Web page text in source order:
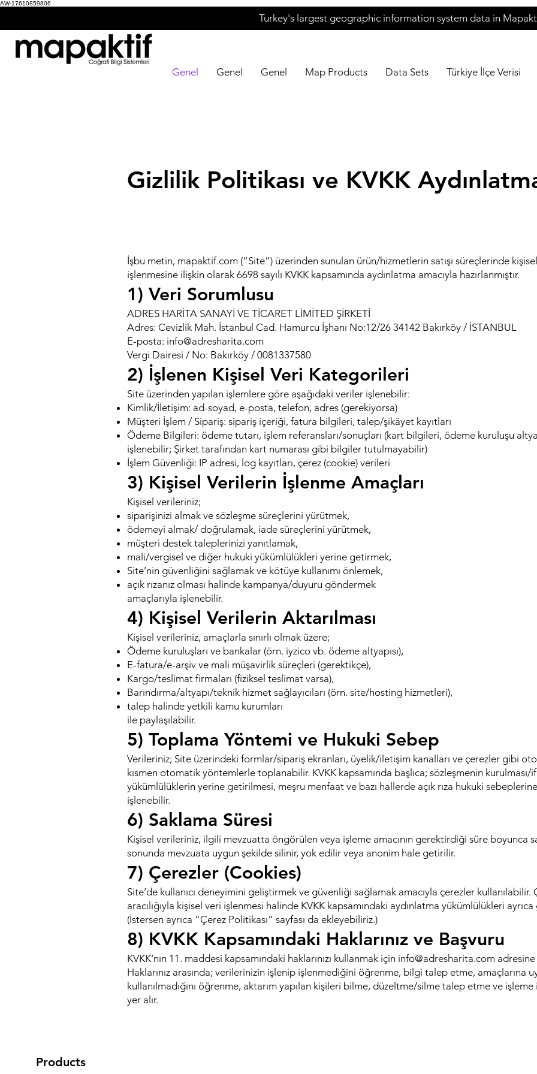
AW-17610859806
Turkey's largest geographic information system data in
Genel Genel Genel Map Products Data Sets Türkiye İlçe Verisi
Gizlilik Politikası ve KVKK
İşbu metin, mapaktif.com (“Site”) üzerinden sunulan ürün/hizmetlerin satışı süreçlerinde
işlenmesine ilişkin olarak 6698 sayılı KVKK kapsamında aydınlatma amacıyla hazırlanmıştır.
1) Veri Sorumlusu
ADRES HARİTA SANAYİ VE TİCARET LİMİTED ŞİRKETİ
Adres: Cevizlik Mah. İstanbul Cad. Hamurcu İşhanı No:12/26 34142 Bakırköy / İSTANBUL
E-posta: info@adresharita.com
Vergi Dairesi / No: Bakırköy / 0081337580
2) İşlenen Kişisel Veri Kategorileri
Site üzerinden yapılan işlemlere göre aşağıdaki veriler işlenebilir:
Kimlik/İletişim: ad-soyad, e-posta, telefon, adres (gerekiyorsa)
Müşteri İşlem / Sipariş: sipariş içeriği, fatura bilgileri, talep/şikâyet kayıtları
Ödeme Bilgileri: ödeme tutarı, işlem referansları/sonuçları (kart bilgileri, ödeme kuruluşu
işlenebilir; Şirket tarafından kart numarası gibi bilgiler tutulmayabilir)
İşlem Güvenliği: IP adresi, log kayıtları, çerez (cookie) verileri
3) Kişisel Verilerin İşlenme Amaçları
Kişisel verileriniz;
siparişinizi almak ve sözleşme süreçlerini yürütmek,
ödemeyi almak/ doğrulamak, iade süreçlerini yürütmek,
müşteri destek taleplerinizi yanıtlamak,
mali/vergisel ve diğer hukuki yükümlülükleri yerine getirmek,
Site’nin güvenliğini sağlamak ve kötüye kullanımı önlemek,
açık rızanız olması halinde kampanya/duyuru göndermek
amaçlarıyla işlenebilir.
4) Kişisel Verilerin Aktarılması
Kişisel verileriniz, amaçlarla sınırlı olmak üzere;
Ödeme kuruluşları ve bankalar (örn. iyzico vb. ödeme altyapısı),
E-fatura/e-arşiv ve mali müşavirlik süreçleri (gerektikçe),
Kargo/teslimat firmaları (fiziksel teslimat varsa),
Barındırma/altyapı/teknik hizmet sağlayıcıları (örn. site/hosting hizmetleri),
talep halinde yetkili kamu kurumları
ile paylaşılabilir.
5) Toplama Yöntemi ve Hukuki Sebep
Verileriniz; Site üzerindeki formlar/sipariş ekranları, üyelik/iletişim kanalları ve çerezler gibi
kısmen otomatik yöntemlerle toplanabilir. KVKK kapsamında başlıca; sözleşmenin kurulması/
yükümlülüklerin yerine getirilmesi, meşru menfaat ve bazı hallerde açık rıza hukuki
işlenebilir.
6) Saklama Süresi
Kişisel verileriniz, ilgili mevzuatta öngörülen veya işleme amacının gerektirdiği süre boyunca
sonunda mevzuata uygun şekilde silinir, yok edilir veya anonim hale getirilir.
7) Çerezler (Cookies)
Site’de kullanıcı deneyimini geliştirmek ve güvenliği sağlamak amacıyla çerezler kullanılabilir.
aracılığıyla kişisel veri işlenmesi halinde KVKK kapsamındaki aydınlatma yükümlülükleri
(İstersen ayrıca “Çerez Politikası” sayfası da ekleyebiliriz.)
8) KVKK Kapsamındaki Haklarınız ve Başvuru
KVKK’nın 11. maddesi kapsamındaki haklarınızı kullanmak için info@adresharita.com
Haklarınız arasında; verilerinizin işlenip işlenmediğini öğrenme, bilgi talep etme, amaçlarına
kullanılmadığını öğrenme, aktarım yapılan kişileri bilme, düzeltme/silme talep etme ve
yer alır.
Products